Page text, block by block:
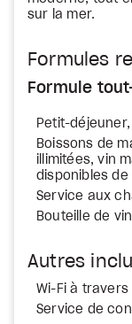
sur la mer.
Formules
Formule
Petit-
Boissons de
illimitées, vin
disponibles de
Service aux
Bouteille de
Autres
Wi-Fi à travers
Service de